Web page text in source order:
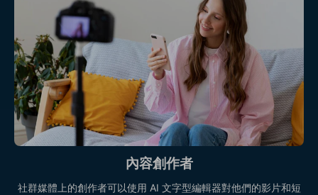
內容創作者
社群媒體上的創作者可以使用 AI 文字型編輯器對他們的影片和短